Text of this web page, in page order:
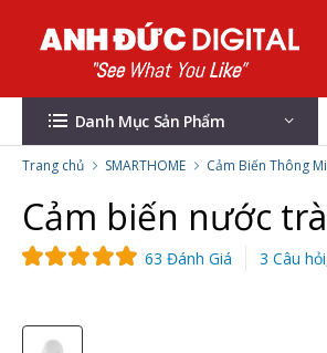
Danh Mục Sản Phẩm
Trang chủ SMARTHOME Cảm Biến Thông
Cảm biến nước
63 Đánh Giá 3 Câu